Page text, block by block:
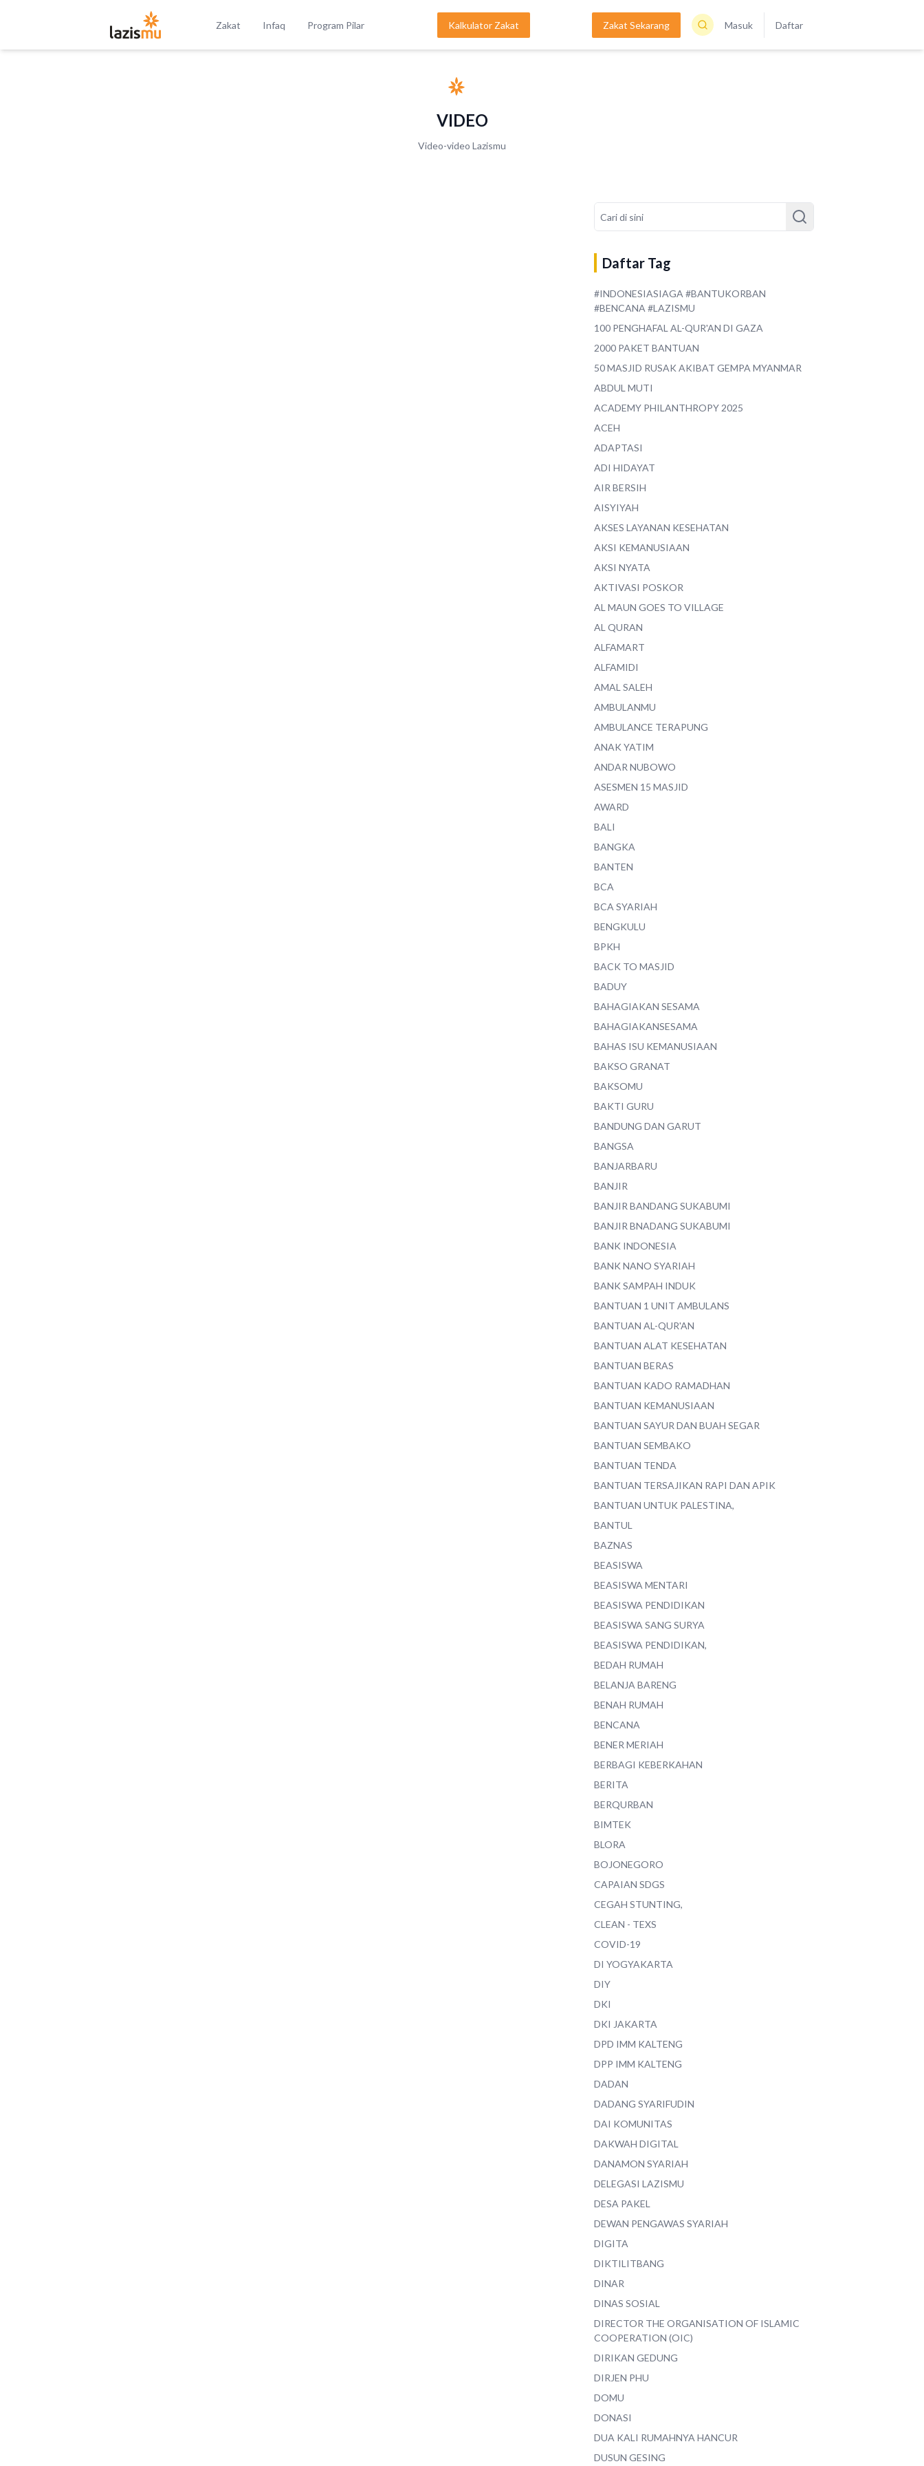
Zakat Infaq Program Pilar Kalkulator Zakat Zakat Sekarang Masuk Daftar
VIDEO
Video-video Lazismu
Daftar Tag
#INDONESIASIAGA #BANTUKORBAN
#BENCANA #LAZISMU
100 PENGHAFAL AL-QUR'AN DI GAZA
2000 PAKET BANTUAN
50 MASJID RUSAK AKIBAT GEMPA MYANMAR
ABDUL MUTI
ACADEMY PHILANTHROPY 2025
ACEH
ADAPTASI
ADI HIDAYAT
AIR BERSIH
AISYIYAH
AKSES LAYANAN KESEHATAN
AKSI KEMANUSIAAN
AKSI NYATA
AKTIVASI POSKOR
AL MAUN GOES TO VILLAGE
AL QURAN
ALFAMART
ALFAMIDI
AMAL SALEH
AMBULANMU
AMBULANCE TERAPUNG
ANAK YATIM
ANDAR NUBOWO
ASESMEN 15 MASJID
AWARD
BALI
BANGKA
BANTEN
BCA
BCA SYARIAH
BENGKULU
BPKH
BACK TO MASJID
BADUY
BAHAGIAKAN SESAMA
BAHAGIAKANSESAMA
BAHAS ISU KEMANUSIAAN
BAKSO GRANAT
BAKSOMU
BAKTI GURU
BANDUNG DAN GARUT
BANGSA
BANJARBARU
BANJIR
BANJIR BANDANG SUKABUMI
BANJIR BNADANG SUKABUMI
BANK INDONESIA
BANK NANO SYARIAH
BANK SAMPAH INDUK
BANTUAN 1 UNIT AMBULANS
BANTUAN AL-QUR'AN
BANTUAN ALAT KESEHATAN
BANTUAN BERAS
BANTUAN KADO RAMADHAN
BANTUAN KEMANUSIAAN
BANTUAN SAYUR DAN BUAH SEGAR
BANTUAN SEMBAKO
BANTUAN TENDA
BANTUAN TERSAJIKAN RAPI DAN APIK
BANTUAN UNTUK PALESTINA,
BANTUL
BAZNAS
BEASISWA
BEASISWA MENTARI
BEASISWA PENDIDIKAN
BEASISWA SANG SURYA
BEASISWA PENDIDIKAN,
BEDAH RUMAH
BELANJA BARENG
BENAH RUMAH
BENCANA
BENER MERIAH
BERBAGI KEBERKAHAN
BERITA
BERQURBAN
BIMTEK
BLORA
BOJONEGORO
CAPAIAN SDGS
CEGAH STUNTING,
CLEAN - TEXS
COVID-19
DI YOGYAKARTA
DIY
DKI
DKI JAKARTA
DPD IMM KALTENG
DPP IMM KALTENG
DADAN
DADANG SYARIFUDIN
DAI KOMUNITAS
DAKWAH DIGITAL
DANAMON SYARIAH
DELEGASI LAZISMU
DESA PAKEL
DEWAN PENGAWAS SYARIAH
DIGITA
DIKTILITBANG
DINAR
DINAS SOSIAL
DIRECTOR THE ORGANISATION OF ISLAMIC
COOPERATION (OIC)
DIRIKAN GEDUNG
DIRJEN PHU
DOMU
DONASI
DUA KALI RUMAHNYA HANCUR
DUSUN GESING